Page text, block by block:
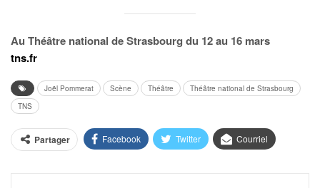
Au Théâtre national de Strasbourg du 12 au 16 mars
tns.fr
Joël Pommerat Scène Théâtre
Théâtre national de Strasbourg
TNS
Partager Facebook Twitter Courriel